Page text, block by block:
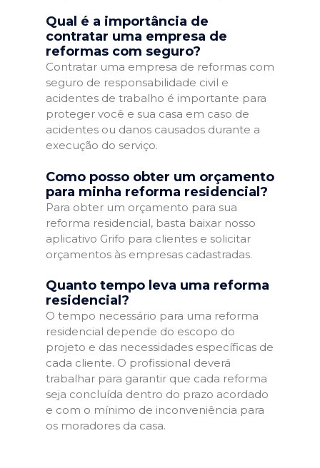
Qual é a importância de
contratar uma empresa de
reformas com seguro?
Contratar uma empresa de reformas com
seguro de responsabilidade civil e
acidentes de trabalho é importante para
proteger você e sua casa em caso de
acidentes ou danos causados durante a
execução do serviço.
Como posso obter um orçamento
para minha reforma residencial?
Para obter um orçamento para sua
reforma residencial, basta baixar nosso
aplicativo Grifo para clientes e solicitar
orçamentos às empresas cadastradas.
Quanto tempo leva uma reforma
residencial?
O tempo necessário para uma reforma
residencial depende do escopo do
projeto e das necessidades específicas de
cada cliente. O profissional deverá
trabalhar para garantir que cada reforma
seja concluída dentro do prazo acordado
e com o mínimo de inconveniência para
os moradores da casa.